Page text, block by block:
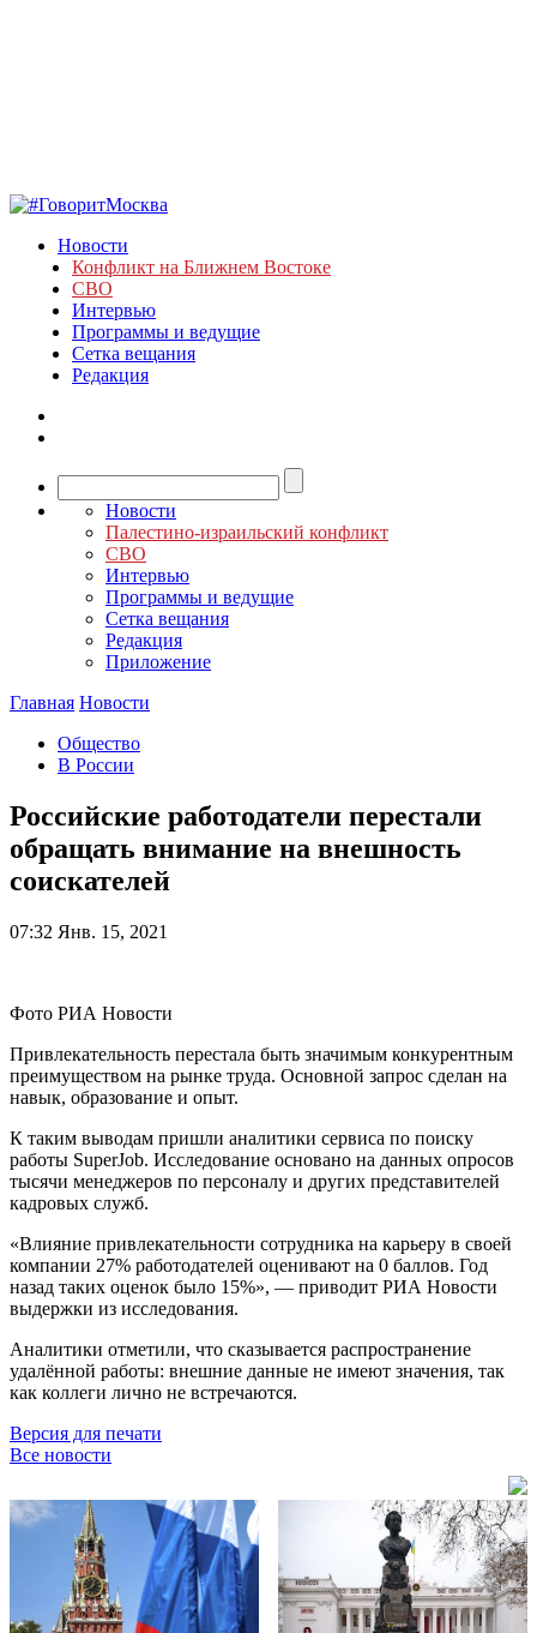
Новости
Конфликт на Ближнем Востоке
СВО
Интервью
Программы и ведущие
Сетка вещания
Редакция
Новости
Палестино-израильский конфликт
СВО
Интервью
Программы и ведущие
Сетка вещания
Редакция
Приложение
Главная Новости
Общество
В России
Российские работодатели перестали
обращать внимание на внешность
соискателей
07:32 Янв. 15, 2021
Фото РИА Новости
Привлекательность перестала быть значимым конкурентным
преимуществом на рынке труда. Основной запрос сделан на
навык, образование и опыт.
К таким выводам пришли аналитики сервиса по поиску
работы SuperJob. Исследование основано на данных опросов
тысячи менеджеров по персоналу и других представителей
кадровых служб.
«Влияние привлекательности сотрудника на карьеру в своей
компании 27% работодателей оценивают на 0 баллов. Год
назад таких оценок было 15%», — приводит РИА Новости
выдержки из исследования.
Аналитики отметили, что сказывается распространение
удалённой работы: внешние данные не имеют значения, так
как коллеги лично не встречаются.
Версия для печати
Все новости